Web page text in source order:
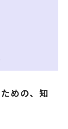
めの、知